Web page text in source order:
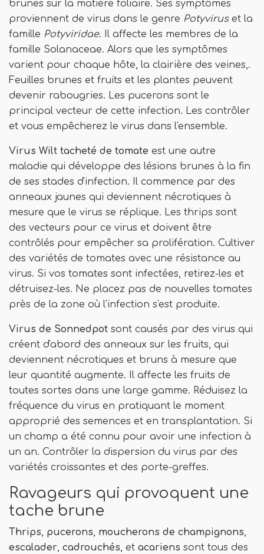
brunes sur la matière foliaire. Ses symptômes
proviennent de virus dans le genre Potyviruset la
famille Potyviridae. Il affecte les membres de la
famille Solanaceae. Alors que les symptômes
varient pour chaque hôte, la clairière des veines,.
Feuilles brunes et fruits et les plantes peuvent
devenir rabougries. Les pucerons sont le
principal vecteur de cette infection. Les contrôler
et vous empêcherez le virus dans l'ensemble.
Virus Wilt tacheté de tomate est une autre
maladie qui développe des lésions brunes à la fin
de ses stades d'infection. Il commence par des
anneaux jaunes qui deviennent nécrotiques à
mesure que le virus se réplique. Les thrips sont
des vecteurs pour ce virus et doivent être
contrôlés pour empêcher sa prolifération. Cultiver
des variétés de tomates avec une résistance au
virus. Si vos tomates sont infectées, retirez-les et
détruisez-les. Ne placez pas de nouvelles tomates
près de la zone où l'infection s'est produite.
Virus de Sonnedpot sont causés par des virus qui
créent d'abord des anneaux sur les fruits, qui
deviennent nécrotiques et bruns à mesure que
leur quantité augmente. Il affecte les fruits de
toutes sortes dans une large gamme. Réduisez la
fréquence du virus en pratiquant le moment
approprié des semences et en transplantation. Si
un champ a été connu pour avoir une infection à
un an. Contrôler la dispersion du virus par des
variétés croissantes et des porte-greffes.
Ravageurs qui provoquent une
tache brune
Thrips, pucerons, moucherons de champignons,
escalader, cadrouchés, et acariens sont tous des